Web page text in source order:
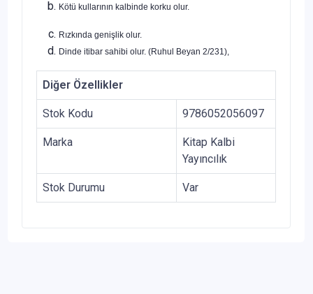
Kötü kullarının kalbinde korku olur.
Rızkında genişlik olur.
Dinde itibar sahibi olur. (Ruhul Beyan 2/231),
Diğer Özellikler
Stok Kodu 9786052056097
Marka
Kitap Kalbi
Yayıncılık
Stok Durumu Var